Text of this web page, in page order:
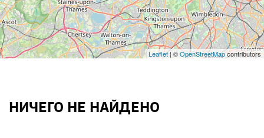
Leaflet| ©OpenStreetMapcontributors
НИЧЕГО НЕ НАЙДЕНО